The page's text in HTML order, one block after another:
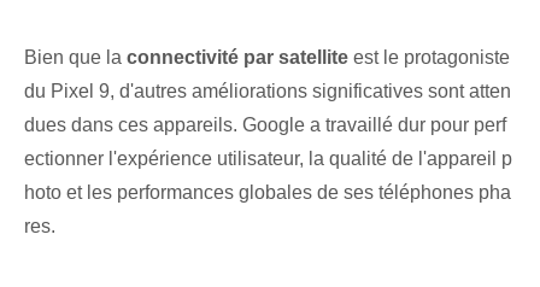
Bien que la connectivité par satellite est le protagoniste
du Pixel 9, d'autres améliorations significatives sont atten
dues dans ces appareils. Google a travaillé dur pour perf
ectionner l'expérience utilisateur, la qualité de l'appareil p
hoto et les performances globales de ses téléphones pha
res.